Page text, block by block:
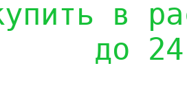
в
до